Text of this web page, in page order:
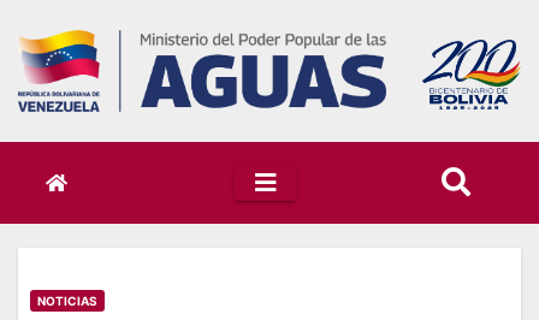
content
NOTICIAS